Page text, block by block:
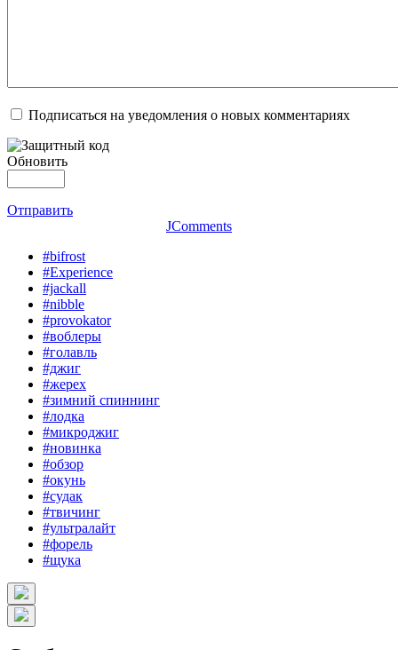
Подписаться на уведомления о новых комментариях
Обновить
Отправить
JComments
#bifrost
#Experience
#jackall
#nibble
#provokator
#воблеры
#голавль
#джиг
#жерех
#зимний спиннинг
#лодка
#микроджиг
#новинка
#обзор
#окунь
#судак
#твичинг
#ультралайт
#форель
#щука